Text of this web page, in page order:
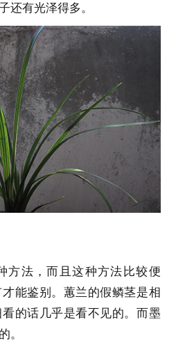
还有光泽得多。
方法，而且这种方法比较便
能鉴别。蕙兰的假鳞茎是相
的话几乎是看不见的。而墨
。